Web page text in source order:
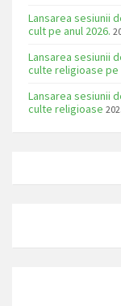
Lansarea sesiunii
cult pe anul 2026.
Lansarea sesiunii
culte religioase pe
Lansarea sesiunii
culte religioase